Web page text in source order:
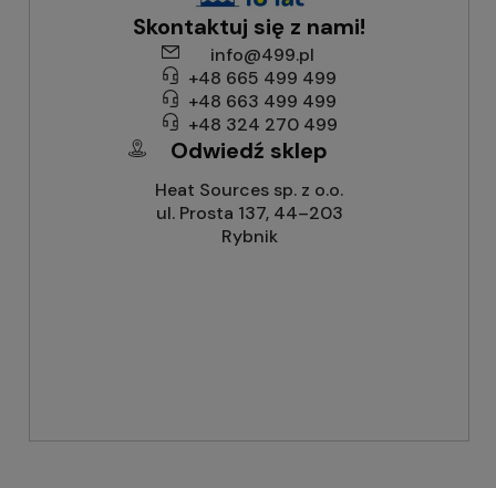
Skontaktuj się z nami!
info@499.pl
+48 665 499 499
+48 663 499 499
+48 324 270 499
Odwiedź sklep
Heat Sources sp. z o.o.
ul. Prosta 137, 44–203
Rybnik